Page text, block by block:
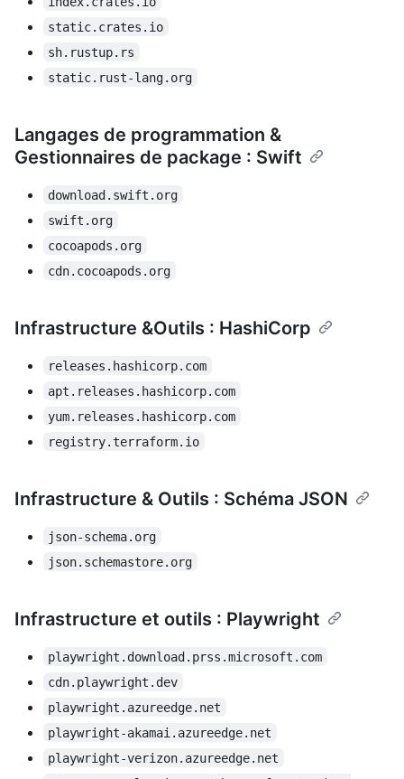
static.crates.io
sh.rustup.rs
static.rust-lang.org
Langages de programmation &
Gestionnaires de package : Swift
download.swift.org
swift.org
cocoapods.org
cdn.cocoapods.org
Infrastructure &Outils : HashiCorp
releases.hashicorp.com
apt.releases.hashicorp.com
yum.releases.hashicorp.com
registry.terraform.io
Infrastructure & Outils : Schéma JSON
json-schema.org
json.schemastore.org
Infrastructure et outils : Playwright
playwright.download.prss.microsoft.com
cdn.playwright.dev
playwright.azureedge.net
playwright-akamai.azureedge.net
playwright-verizon.azureedge.net